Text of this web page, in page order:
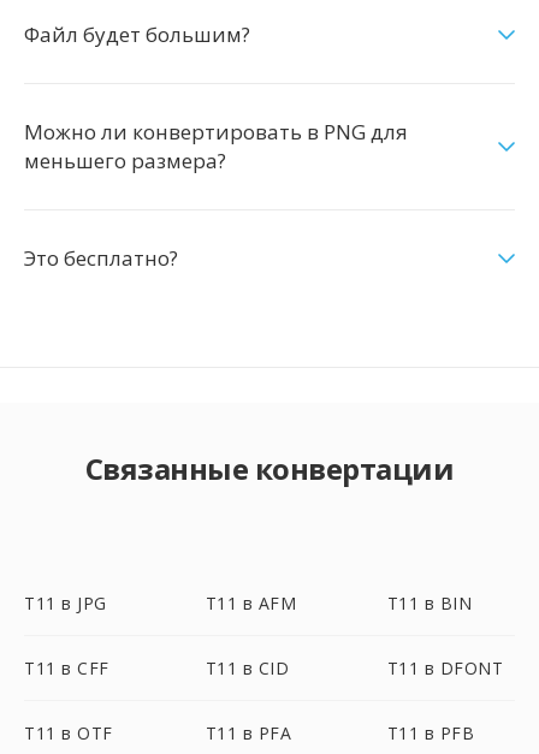
Файл будет большим?
Можно ли конвертировать в PNG для
меньшего размера?
Это бесплатно?
Связанные конвертации
T11 в JPG T11 в AFM T11 в BIN
T11 в CFF T11 в CID T11 в DFONT
T11 в OTF T11 в PFA T11 в PFB